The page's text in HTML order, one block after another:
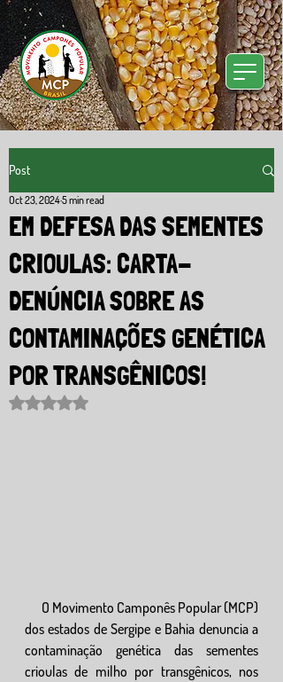
Post
EM DEFESA DAS SEMENTES
CRIOULAS: CARTA-
DENÚNCIA SOBRE AS
CONTAMINAÇÕES GENÉTICA
POR TRANSGÊNICOS!
Oct 23, 20245 min read
Rated NaN out of 5 stars.
dos estados de Sergipe e Bahia denuncia a
contaminação genética das sementes
crioulas de milho por transgênicos, nos